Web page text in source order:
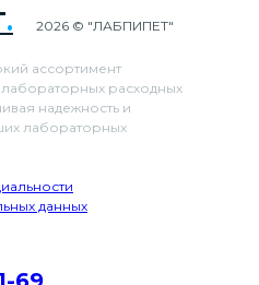
.
ассортимент
расходных
надежность и
лабораторных
данных
2026 © "ЛАБПИПЕТ"